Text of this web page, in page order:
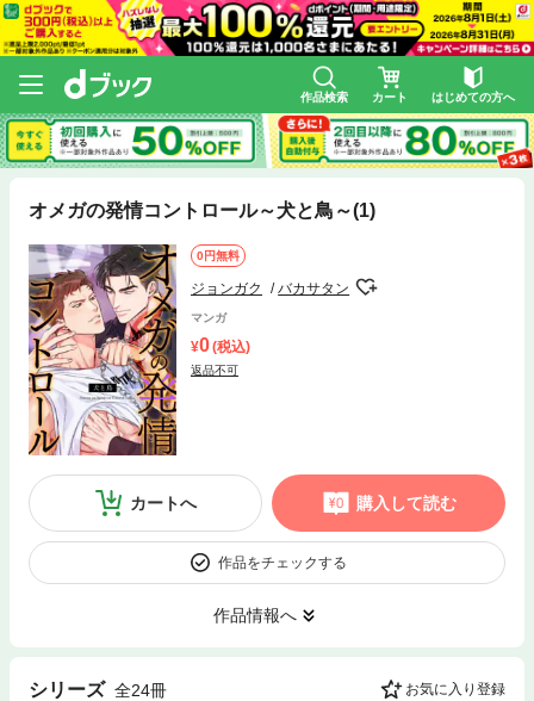
作品検索 カート はじめての方へ
オメガの発情コントロール～犬と鳥～(1)
0円無料
ジョンガク バカサタン
マンガ
0(税込)
返品不可
カートへ 購入して読む
作品をチェックする
作品情報へ
シリーズ 全24冊 お気に入り登録